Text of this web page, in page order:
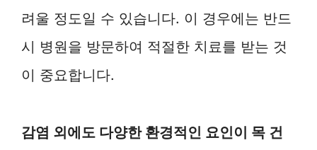
려울 정도일 수 있습니다. 이 경우에는 반드
시 병원을 방문하여 적절한 치료를 받는 것
이 중요합니다.
감염 외에도 다양한 환경적인 요인이 목 건